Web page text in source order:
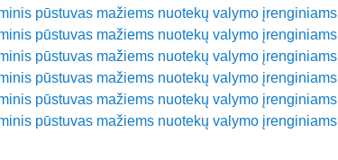
pūstuvas mažiems nuotekų valymo įrenginiams
pūstuvas mažiems nuotekų valymo įrenginiams
pūstuvas mažiems nuotekų valymo įrenginiams
pūstuvas mažiems nuotekų valymo įrenginiams
pūstuvas mažiems nuotekų valymo įrenginiams
pūstuvas mažiems nuotekų valymo įrenginiams